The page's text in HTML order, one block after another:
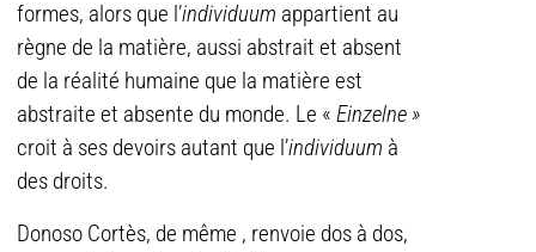
formes, alors que l’individuum appartient au
règne de la matière, aussi abstrait et absent
de la réalité humaine que la matière est
abstraite et absente du monde. Le « Einzelne »
croit à ses devoirs autant que l’individuum à
des droits.
Donoso Cortès, de même , renvoie dos à dos,